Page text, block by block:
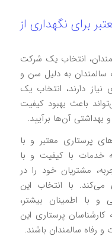
برای نگهداری از
انتخاب یک شرکت
سالمندان به دلیل سن و
نیاز دارند، انتخاب یک
باعث بهبود کیفیت
بهداشتی آن‌ها برآیید.
پرستاری معتبر و با
خدمات با کیفیت و با
مشتریان خود را در
می‌کند. با انتخاب این
و با اطمینان بیشتر،
کارشناسان پرستاری این
رفاه سالمندان باشند.